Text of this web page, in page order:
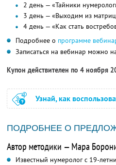
2 день — «Тайники
3 день — «Выходим из
4 день — «Как стать
Подробнее о программе
Записаться на вебинар можно
Купон действителен по 4 ноября
Узнай, как
ПОДРОБНЕЕ О
Автор методики — Мара
Известный нумеролог с 19-